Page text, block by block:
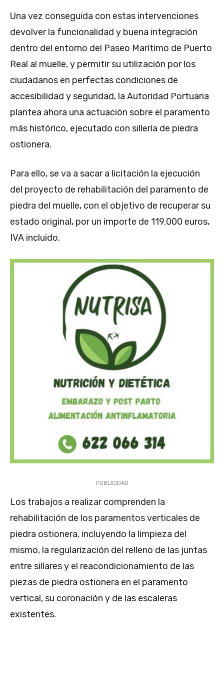
Una vez conseguida con estas intervenciones
devolver la funcionalidad y buena integración
dentro del entorno del Paseo Marítimo de Puerto
Real al muelle, y permitir su utilización por los
ciudadanos en perfectas condiciones de
accesibilidad y seguridad, la Autoridad Portuaria
plantea ahora una actuación sobre el paramento
más histórico, ejecutado con sillería de piedra
ostionera.
Para ello, se va a sacar a licitación la ejecución
del proyecto de rehabilitación del paramento de
piedra del muelle, con el objetivo de recuperar su
estado original, por un importe de 119.000 euros,
IVA incluido.
PUBLICIDAD
Los trabajos a realizar comprenden la
rehabilitación de los paramentos verticales de
piedra ostionera, incluyendo la limpieza del
mismo, la regularización del relleno de las juntas
entre sillares y el reacondicionamiento de las
piezas de piedra ostionera en el paramento
vertical, su coronación y de las escaleras
existentes.